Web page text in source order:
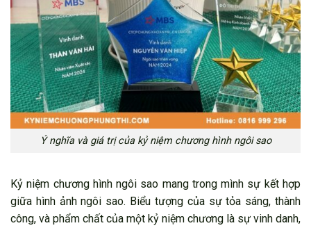
Ý nghĩa và giá trị của kỷ niệm chương hình ngôi sao
Kỷ niệm chương hình ngôi sao mang trong mình sự kết hợp
giữa hình ảnh ngôi sao. Biểu tượng của sự tỏa sáng, thành
công, và phẩm chất của một kỷ niệm chương là sự vinh danh,